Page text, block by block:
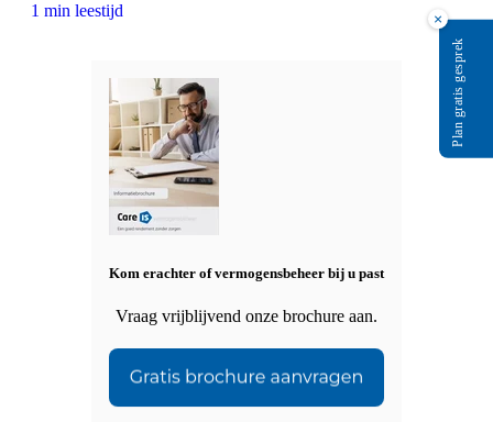
1 min leestijd
Kom erachter of vermogensbeheer bij u past
Vraag vrijblijvend onze brochure aan.
×
Plan gratis gesprek